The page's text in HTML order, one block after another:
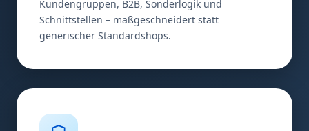
Kundengruppen, B2B, Sonderlogik und
Schnittstellen – maßgeschneidert statt
generischer Standardshops.